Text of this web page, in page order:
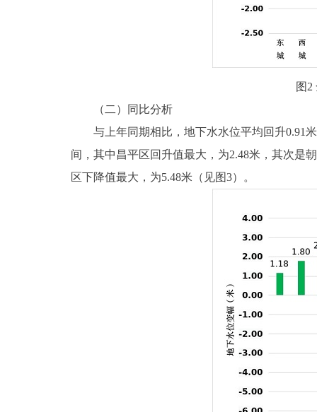
图2
（二）同比分析
与上年同期相比，地下水水位平均回升0.91米
间，其中昌平区回升值最大，为2.48米，其次是
区下降值最大，为5.48米（见图3）。